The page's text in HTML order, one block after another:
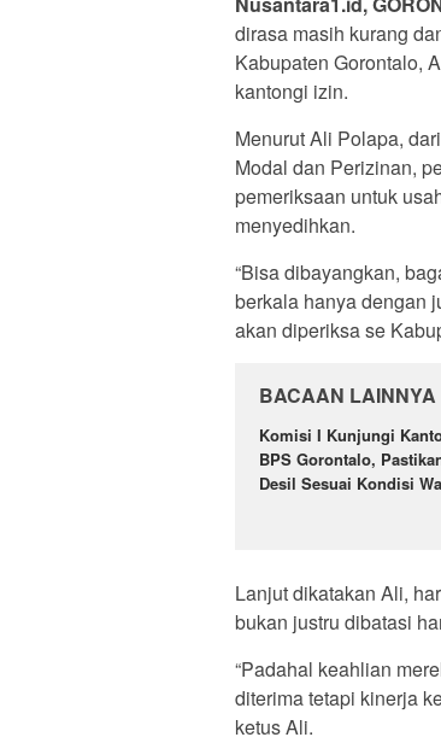
dirasa masih kurang
Kabupaten Gorontalo,
kantongi izin.
Menurut Ali Polapa,
Modal dan Perizinan,
pemeriksaan untuk
menyedihkan.
“Bisa dibayangkan,
berkala hanya dengan
akan diperiksa se
BACAAN LAINNYA
Komisi I Kunjungi
BPS Gorontalo,
Desil Sesuai Kondisi
Lanjut dikatakan Ali,
bukan justru dibatasi
“Padahal keahlian
diterima tetapi kinerja
ketus Ali.